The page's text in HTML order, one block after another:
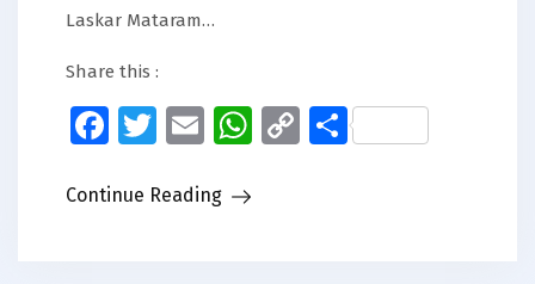
Laskar Mataram…
Share this :
Facebook
Twitter
EmailWhatsApp
CopyShare
Continue Reading